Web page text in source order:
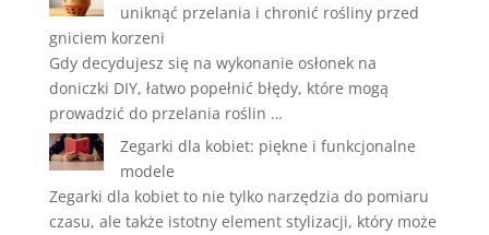
uniknąć przelania i chronić rośliny przed
gniciem korzeni
Gdy decydujesz się na wykonanie osłonek na
doniczki DIY, łatwo popełnić błędy, które mogą
prowadzić do przelania roślin …
Zegarki dla kobiet: piękne i funkcjonalne
modele
Zegarki dla kobiet to nie tylko narzędzia do pomiaru
czasu, ale także istotny element stylizacji, który może